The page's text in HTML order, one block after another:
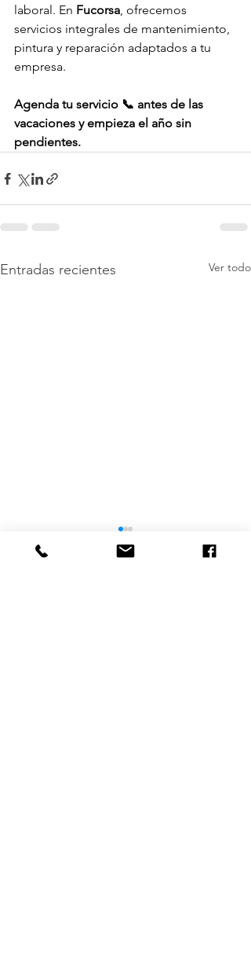
laboral. En Fucorsa, ofrecemos
servicios integrales de mantenimiento,
pintura y reparación adaptados a tu
empresa.
Agenda tu servicio 📞 antes de las
vacaciones y empieza el año sin
pendientes.
Entradas recientes Ver todo